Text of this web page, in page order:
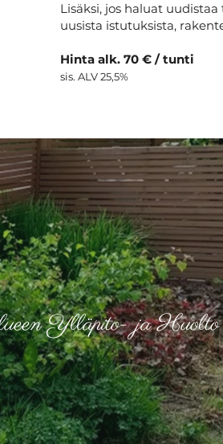
Lisäksi, jos haluat
uusista istutuksista,
Hinta alk. 70 € / tunti
sis. ALV 25,5%
Ylläpito- ja Huolto